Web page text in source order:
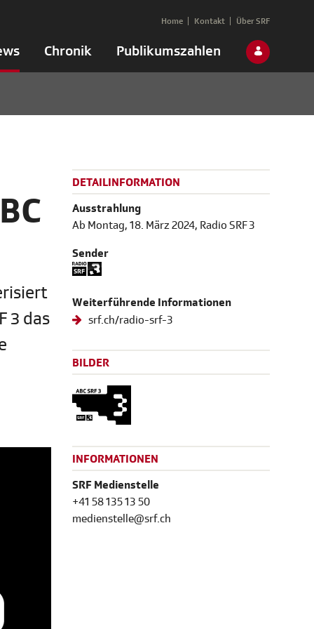
Chronik Publikumszahlen
Home Kontakt Über SRF
3 das
DETAILINFORMATION
Ausstrahlung
Ab Montag, 18. März 2024, Radio SRF 3
Sender
Weiterführende Informationen
srf.ch/radio-srf-3
BILDER
INFORMATIONEN
SRF Medienstelle
+41 58 135 13 50
medienstelle@srf.ch